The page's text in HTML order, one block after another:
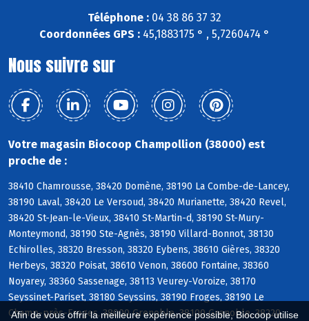
Afin de vous offrir la meilleure expérience possible, Biocoop utilise
Téléphone : 04 38 86 37 32
Coordonnées GPS : 45,1883175 ° , 5,7260474 °
Nous suivre sur
Votre magasin Biocoop Champollion (38000) est
proche de :
38410 Chamrousse, 38420 Domène, 38190 La Combe-de-Lancey,
38190 Laval, 38420 Le Versoud, 38420 Murianette, 38420 Revel,
38420 St-Jean-le-Vieux, 38410 St-Martin-d, 38190 St-Mury-
Monteymond, 38190 Ste-Agnès, 38190 Villard-Bonnot, 38130
Echirolles, 38320 Bresson, 38320 Eybens, 38610 Gières, 38320
Herbeys, 38320 Poisat, 38610 Venon, 38600 Fontaine, 38360
Noyarey, 38360 Sassenage, 38113 Veurey-Voroize, 38170
Seyssinet-Pariset, 38180 Seyssins, 38190 Froges, 38190 Le
Champ-près-Froges, 38000 Grenoble, 38100 Grenoble, 38220